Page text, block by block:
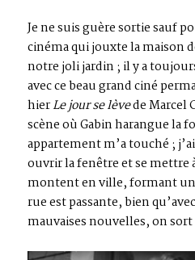
Je ne suis guère sortie sauf
cinéma qui jouxte la maison
notre joli jardin ; il y a
avec ce beau grand ciné
hierLe jour se lèvede Marcel
scène où Gabin harangue la
appartement m’a touché ;
ouvrir la fenêtre et se mettre
montent en ville, formant
rue est passante, bien
mauvaises nouvelles, on